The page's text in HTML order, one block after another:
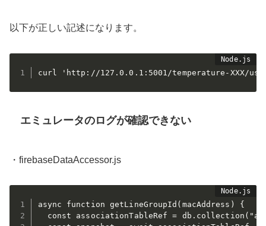
以下が正しい記述になります。
エミュレータのログが確認できない
・firebaseDataAccessor.js
async function getLineGroupId(macAddress) {
const associationTableRef =